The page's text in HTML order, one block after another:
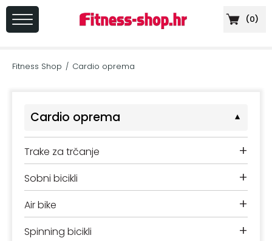
(0)
REGISTRACIJA
prehrana
Cardio
oprema
Sprave
Fitness Shop / Cardio oprema
Cardio oprema ▼
+
Trake za trčanje
+
Sobni bicikli
+
Air bike
+
Spinning bicikli